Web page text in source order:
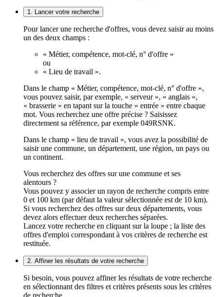
1. Lancer votre recherche
Pour lancer une recherche d'offres, vous devez saisir au moins
un des deux champs :
« Métier, compétence, mot-clé, n° d'offre »
ou
« Lieu de travail ».
Dans le champ « Métier, compétence, mot-clé, n° d'offre »,
vous pouvez saisir, par exemple, « serveur », « anglais »,
« brasserie » en tapant sur la touche « entrée » entre chaque
mot. Vous recherchez une offre précise ? Saisissez
directement sa référence, par exemple 049RSNK.
Dans le champ « lieu de travail », vous avez la possibilité de
saisir une commune, un département, une région, un pays ou
un continent.
Vous recherchez des offres sur une commune et ses
alentours ?
Vous pouvez y associer un rayon de recherche compris entre
0 et 100 km (par défaut la valeur sélectionnée est de 10 km).
Si vous recherchez des offres sur deux départements, vous
devez alors effectuer deux recherches séparées.
Lancez votre recherche en cliquant sur la loupe ; la liste des
offres d'emploi correspondant à vos critères de recherche est
restituée.
2. Affiner les résultats de votre recherche
Si besoin, vous pouvez affiner les résultats de votre recherche
en sélectionnant des filtres et critères présents sous les critères